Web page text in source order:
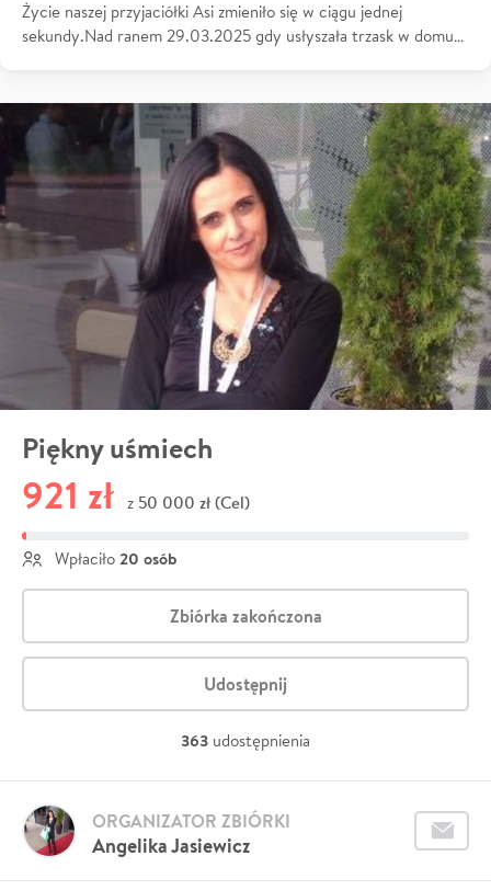
Życie naszej przyjaciółki Asi zmieniło się w ciągu jednej
sekundy.Nad ranem 29.03.2025 gdy usłyszała trzask w domu…
Piękny uśmiech
921 zł z 50 000 zł (Cel)
Wpłaciło 20 osób
Zbiórka zakończona
Udostępnij
363 udostępnienia
Angelika Jasiewicz
ORGANIZATOR ZBIÓRKI